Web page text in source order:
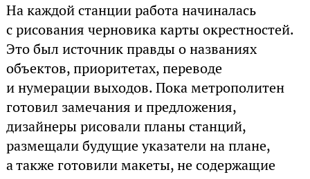
На каждой станции работа начиналась
с рисования черновика карты окрестностей.
Это был источник правды о названиях
объектов, приоритетах, переводе
и нумерации выходов. Пока метрополитен
готовил замечания и предложения,
дизайнеры рисовали планы станций,
размещали будущие указатели на плане,
а также готовили макеты, не содержащие